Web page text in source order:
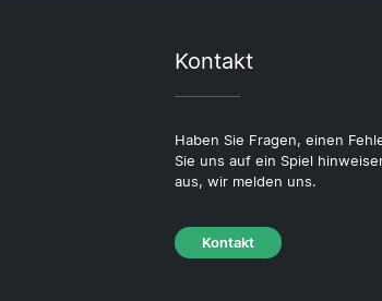
Kontakt
Haben Sie Fragen, einen
Sie uns auf ein Spiel
aus, wir melden uns.
Kontakt